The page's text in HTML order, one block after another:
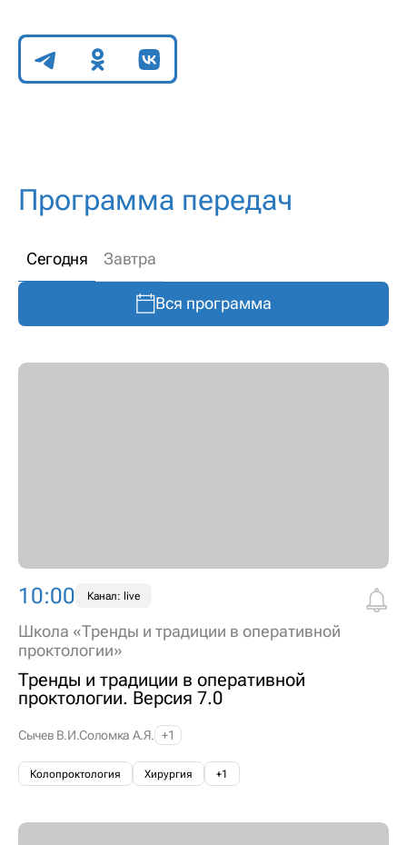
Поделиться
Программа передач
Сегодня Завтра
Вся программа
10:00 Канал: live
Школа «Тренды и традиции в оперативной
проктологии»
Тренды и традиции в оперативной
проктологии. Версия 7.0
Сычев В.И.Соломка А.Я. +1
Колопроктология Хирургия +1